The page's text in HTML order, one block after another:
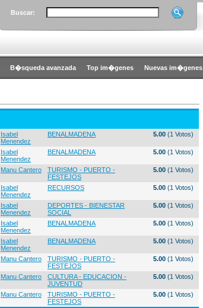
Buscar:
B�squeda avanzada Top im�genes Nuevas im�genes
Isabel
Menendez
BENALMADENA 5.00 (1 Votos)
Isabel
Menendez
BENALMADENA 5.00 (1 Votos)
Manu Cantero
TURISMO - PUERTO -
FESTEJOS
5.00 (1 Votos)
Isabel
Menendez
RECURSOS 5.00 (1 Votos)
Isabel
Menendez
DEPORTES - BIENESTAR
SOCIAL
5.00 (1 Votos)
Isabel
Menendez
BENALMADENA 5.00 (1 Votos)
Isabel
Menendez
BENALMADENA 5.00 (1 Votos)
Manu Cantero
TURISMO - PUERTO -
FESTEJOS
5.00 (1 Votos)
Manu Cantero
CULTURA - EDUCACION -
JUVENTUD
5.00 (1 Votos)
Manu Cantero
TURISMO - PUERTO -
FESTEJOS
5.00 (1 Votos)